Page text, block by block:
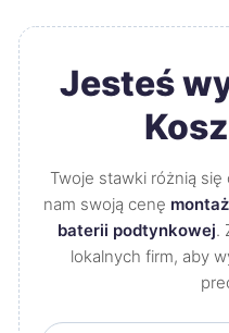
Jesteś
Twoje stawki różnią
nam swoją cenę
baterii podtynkowej.
lokalnych firm, aby